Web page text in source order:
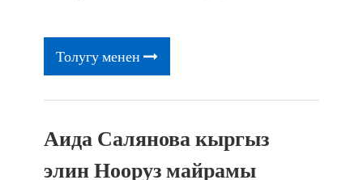
Толугу менен
Аида Салянова кыргыз
элин Нооруз майрамы